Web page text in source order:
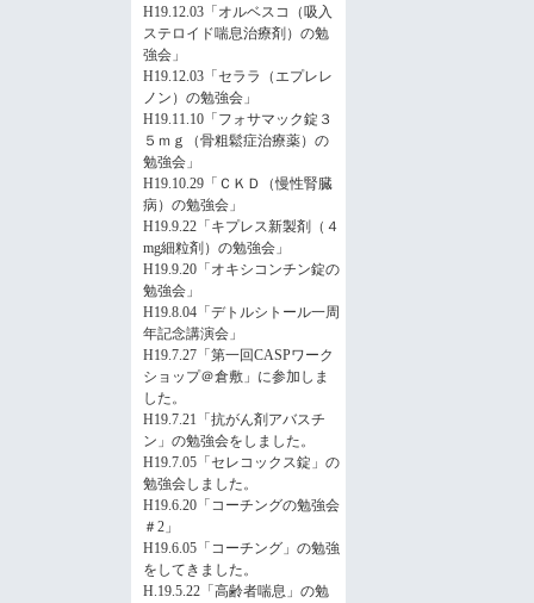
H19.12.03「オルベスコ（吸入
ステロイド喘息治療剤）の勉
強会」
H19.12.03「セララ（エプレレ
ノン）の勉強会」
H19.11.10「フォサマック錠３
５ｍｇ（骨粗鬆症治療薬）の
勉強会」
H19.10.29「ＣＫＤ（慢性腎臓
病）の勉強会」
H19.9.22「キプレス新製剤（４
mg細粒剤）の勉強会」
H19.9.20「オキシコンチン錠の
勉強会」
H19.8.04「デトルシトール一周
年記念講演会」
H19.7.27「第一回CASPワーク
ショップ＠倉敷」に参加しま
した。
H19.7.21「抗がん剤アバスチ
ン」の勉強会をしました。
H19.7.05「セレコックス錠」の
勉強会しました。
H19.6.20「コーチングの勉強会
＃2」
H19.6.05「コーチング」の勉強
をしてきました。
H.19.5.22「高齢者喘息」の勉